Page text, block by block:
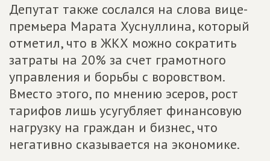
Депутат также сослался на слова вице-
премьера Марата Хуснуллина, который
отметил, что в ЖКХ можно сократить
затраты на 20% за счет грамотного
управления и борьбы с воровством.
Вместо этого, по мнению эсеров, рост
тарифов лишь усугубляет финансовую
нагрузку на граждан и бизнес, что
негативно сказывается на экономике.